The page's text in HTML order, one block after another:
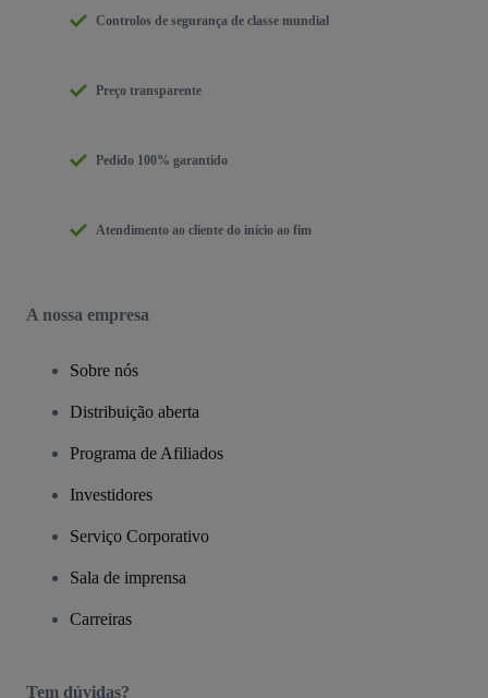
Controlos de segurança de classe mundial
Preço transparente
Pedido 100% garantido
Atendimento ao cliente do início ao fim
A nossa empresa
Sobre nós
Distribuição aberta
Programa de Afiliados
Investidores
Serviço Corporativo
Sala de imprensa
Carreiras
Tem dúvidas?